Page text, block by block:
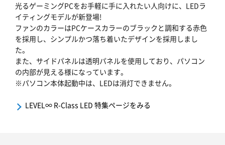
光るゲーミングPCをお手軽に手に入れたい人向けに、LEDラ
イティングモデルが新登場!
ファンのカラーはPCケースカラーのブラックと調和する赤色
を採用し、シンプルかつ落ち着いたデザインを採用しまし
た。
また、サイドパネルは透明パネルを使用しており、パソコン
の内部が見える様になっています。
※パソコン本体起動中は、LEDは消灯できません。
LEVEL∞ R-Class LED 特集ページをみる